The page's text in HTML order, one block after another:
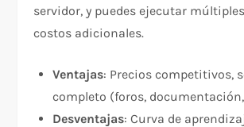
servidor, y puedes ejecutar
costos adicionales.
Ventajas: Precios competitivos,
completo (foros,
Desventajas: Curva de